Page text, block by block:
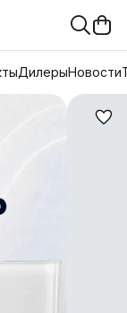
ДилерыНовости